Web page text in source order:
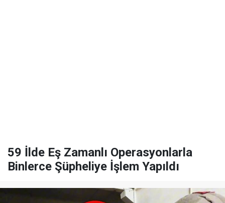
59 İlde Eş Zamanlı Operasyonlarla
Binlerce Şüpheliye İşlem Yapıldı